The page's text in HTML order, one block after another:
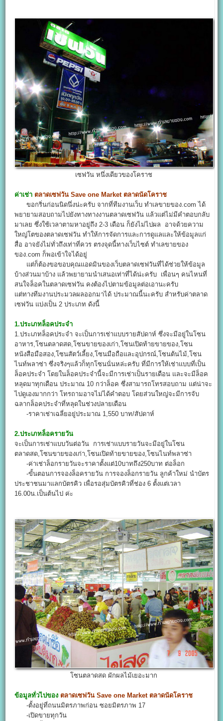
เซฟวัน หนึ่งเดียวของโคราช
ค่าเช่า ตลาดเซฟวัน Save one Market ตลาดนัดโคราช
ขอกริ่นก่อนนิดนึ่งน่ะครับ จากที่ทีมงานเว็บ ทำเลขายของ.com ได้
พยายามสอบถามไปยังทางทางงานตลาดเซฟวัน แล้วแต่ไม่มีคำตอบกลับ
มาเลย ซึ่งใช้เวลาตามหาอยู่ถึง 2-3 เดือน ก็ยังไม่ไปผล อาจด้วยความ
ใหญ่โตของตลาดเซฟวัน ทำให้การจัดการและการดูแลและให้ข้อมูลแก่
สื่อ อาจยังไม่ทั่วถึงเท่าที่ควร ตรงจุดนี้ทางเว็บไซต์ ทำเลขายของ
ของ.com ก็พอเข้าใจได้อยู่
แต่ก็ต้องขอขอบคุณแอดมินของเว็บตลาดเซฟวันที่ได้ช่วยให้ข้อมูล
บ้างส่วนมาบ้าง แล้วพยายามนำเสนอเท่าที่ได้น่ะครับ เพื่อนๆ คนไหนที่
สนใจล็อคในตลาดเซฟวัน คงต้องไปตามข้อมูลต่อเอานะครับ
แต่ทางทีมงานประมวลผลออกมาได้ ประมาณนี้นะครับ สำหรับค่าตลาด
เซฟวัน แบ่งเป็น 2 ประเภท ดังนี้
1.ประเภทล็อคประจำ
1.ประเภทล็อคประจำ จะเป็นการเช่าแบบรายสัปดาห์ ซึ่งจะมีอยู่ในโซน
อาหาร,โซนตลาดสด,โซนขายของเก่า,โซนเปิดท้ายขายของ,โซน
หนังสือมือสอง,โซนสัตว์เลี้ยง,โซนมือถือและอุปกรณ์,โซนต้นไม้,โซน
ไนท์พลาซ่า ซึ่งจริงๆแล้วก็ทุกโซนนั่นหล่ะครับ ที่มีการให้เช่าแบบที่เป็น
ล็อคประจำ โดยในล็อคประจำนี้จะมีการเช่าเป็นรายเดือน และจะมีล็อค
หลุดมาทุกเดือน ประมาณ 10 กว่าล็อค ซึ่งสามารถโทรสอบถาม แต่น่าจะ
ไปดูเองมากกว่า โทรถามอาจไม่ได้คำตอบ โดยส่วนใหญ่จะมีการจับ
ฉลากล็อคประจำที่หลุดในช่วงปลายเดือน
-ราคาเช่าเฉลี่ยอยู่ประมาณ 1,550 บาท/สัปดาห์
2.ประเภทล็อครายวัน
จะเป็นการเช่าแบบวันต่อวัน การเช่าแบบรายวันจะมีอยู่ในโซน
ตลาดสด,โซนขายของเก่า,โซนเปิดท้ายขายของ,โซนไนท์พลาซ่า
-ค่าเช่าล็อกรายวันจะราคาตั้งแต่10บาทถึง250บาท ต่อล็อก
-ขั้นตอนการจองล็อครายวัน การจองล็อกรายวัน ลูกค้าใหม่ นำบัตร
ประชาชนมาแลกบัตรคิว เพื่อรอสุ่มบัตรคิวที่ช่อง 6 ตั้งแต่เวลา
16.00น.เป็นต้นไป ค่ะ
โซนตลาดสด ผักผลไม้เยอะมาก
ข้อมูลทั่วไปของ ตลาดเซฟวัน Save one Market ตลาดนัดโคราช
-ตั้งอยู่ที่ถนนมิตรภาพก่อน ซอยมิตรภาพ 17
-เปิดขายทุกวัน